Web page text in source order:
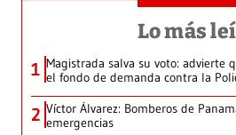
Lo más
1 Magistrada salva su voto: advierte
el fondo de demanda contra la
2 Víctor Álvarez: Bomberos de
emergencias